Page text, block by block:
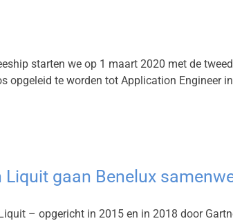
starten we op 1 maart 2020 met de
opgeleid te worden tot Application Engineer
Liquit gaan Benelux
– opgericht in 2015 en in 2018 door